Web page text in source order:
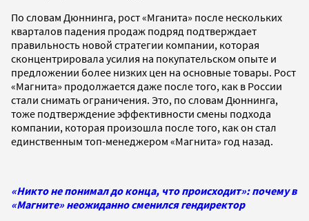
По словам Дюннинга, рост «Мганита» после нескольких
кварталов падения продаж подряд подтверждает
правильность новой стратегии компании, которая
сконцентрировала усилия на покупательском опыте и
предложении более низких цен на основные товары. Рост
«Магнита» продолжается даже после того, как в России
стали снимать ограничения. Это, по словам Дюннинга,
тоже подтверждение эффективности смены подхода
компании, которая произошла после того, как он стал
единственным топ-менеджером «Магнита» год назад.
«Никто не понимал до конца, что происходит»: почему в
«Магните» неожиданно сменился гендиректор